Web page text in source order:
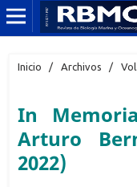
Inicio / Archivos /
In
Arturo
2022)